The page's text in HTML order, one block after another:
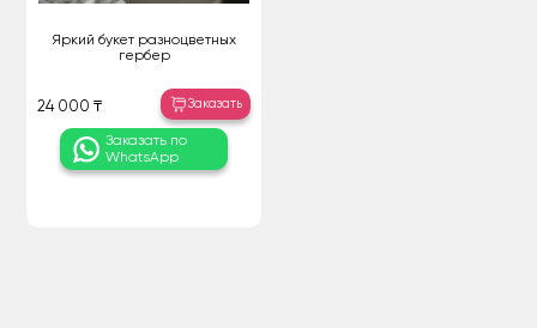
Яркий букет разноцветных
гербер
24 000 ₸ Заказать
Заказать по
WhatsApp